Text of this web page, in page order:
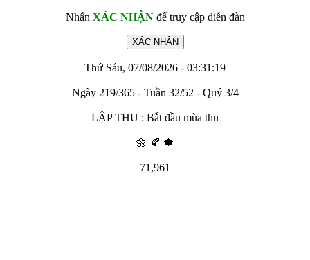
Nhấn XÁC NHẬNđể truy cập diễn đàn
Thứ Sáu, 07/08/2026 - 03:31:19
Ngày 219/365 - Tuần 32/52 - Quý 3/4
LẬP THU : Bắt đầu mùa thu
🌼 🍂 🍁
71,961